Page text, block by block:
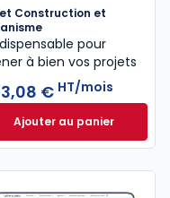
nuisances à 235,18 €
Construction et
pour
à bien vos projets
€ HT/mois
Ajouter au panier
ELnet